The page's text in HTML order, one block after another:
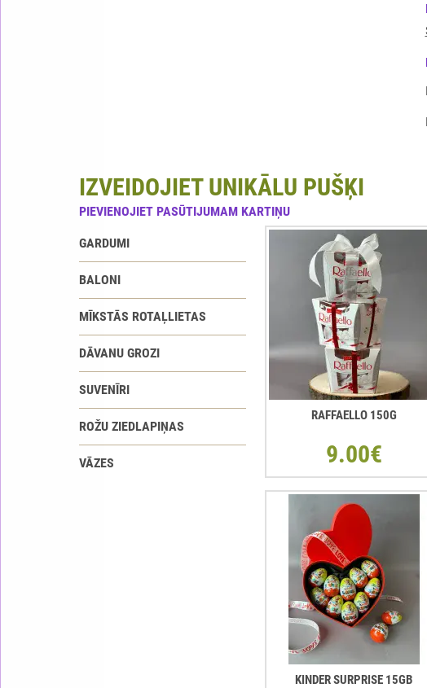
IZVEIDOJIET UNIKĀLU PUŠĶI
PIEVIENOJIET PASŪTIJUMAM KARTIŅU
GARDUMI
BALONI
MĪKSTĀS ROTAĻLIETAS
DĀVANU GROZI
SUVENĪRI
ROŽU ZIEDLAPIŅAS
VĀZES
RAFFAELLO 150G
9.00€
KINDER SURPRISE 15GB